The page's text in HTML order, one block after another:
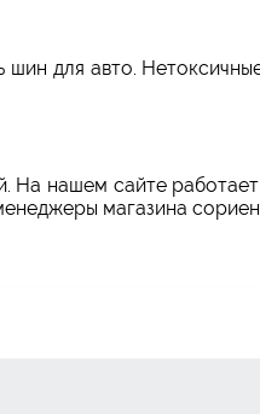
для авто.
На нашем сайте
магазина